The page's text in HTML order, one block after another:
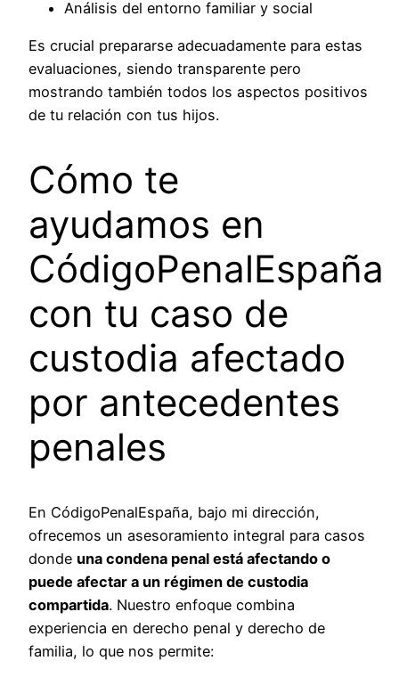
Análisis del entorno familiar y social
Es crucial prepararse adecuadamente para estas
evaluaciones, siendo transparente pero
mostrando también todos los aspectos positivos
de tu relación con tus hijos.
Cómo te
ayudamos en
CódigoPenalEspaña
con tu caso de
custodia afectado
por antecedentes
penales
En CódigoPenalEspaña, bajo mi dirección,
ofrecemos un asesoramiento integral para casos
donde una condena penal está afectando o
puede afectar a un régimen de custodia
compartida. Nuestro enfoque combina
experiencia en derecho penal y derecho de
familia, lo que nos permite: